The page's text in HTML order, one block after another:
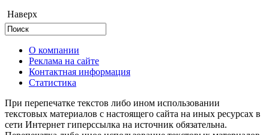
Наверх
О компании
Реклама на сайте
Контактная информация
Статистика
При перепечатке текстов либо ином использовании
текстовых материалов с настоящего сайта на иных ресурсах в
сети Интернет гиперссылка на источник обязательна.